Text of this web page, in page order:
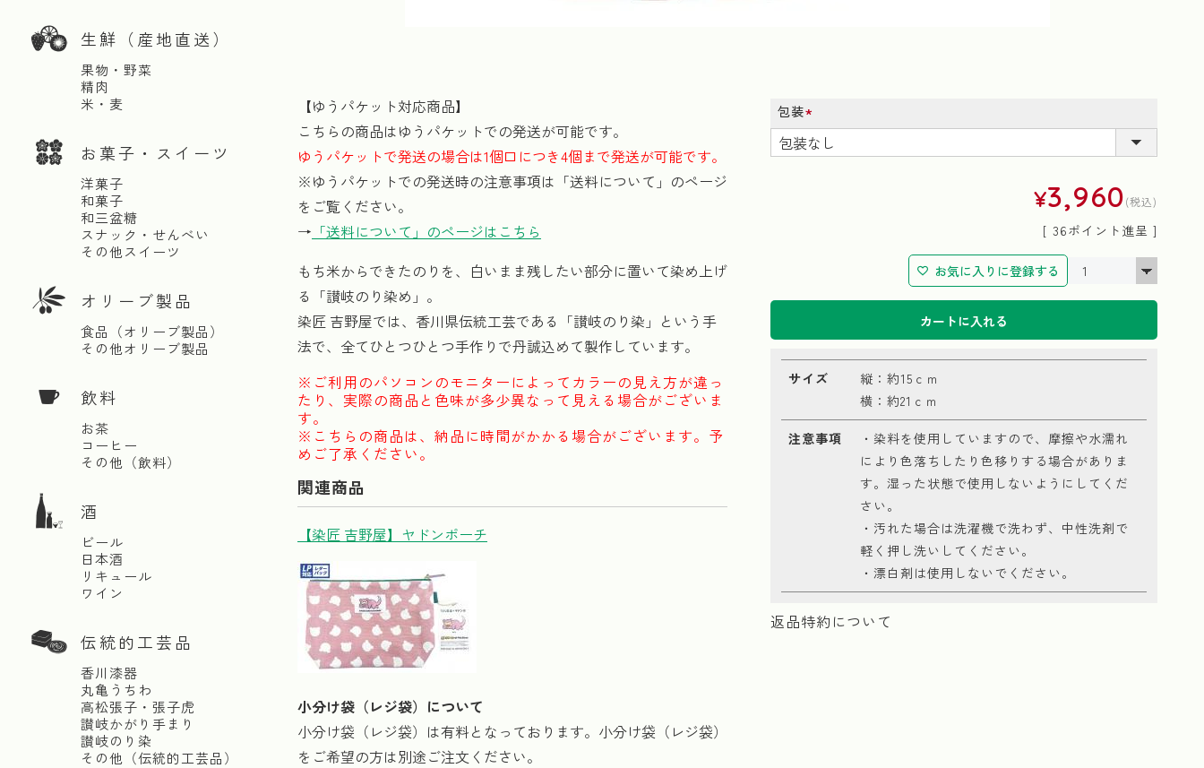
生鮮（産地直送）
果物・野菜
精肉
米・麦
お菓子・スイーツ
洋菓子
和菓子
和三盆糖
スナック・せんべい
その他スイーツ
オリーブ製品
食品（オリーブ製品）
その他オリーブ製品
飲料
お茶
コーヒー
その他（飲料）
酒
ビール
日本酒
リキュール
ワイン
伝統的工芸品
香川漆器
丸亀うちわ
高松張子・張子虎
讃岐かがり手まり
讃岐のり染
その他（伝統的工芸品）
【ゆうパケット対応商品】
こちらの商品はゆうパケットでの発送が可能です。
ゆうパケットで発送の場合は1個口につき4個まで発送が可能です。
※ゆうパケットでの発送時の注意事項は「送料について」のページ
をご覧ください。
→ 「送料について」のページはこちら
もち米からできたのりを、白いまま残したい部分に置いて染め上げ
る「讃岐のり染め」。
染匠 吉野屋では、香川県伝統工芸である「讃岐のり染」という手
法で、全てひとつひとつ手作りで丹誠込めて製作しています。
※ご利用のパソコンのモニターによってカラーの見え方が違っ
たり、実際の商品と色味が多少異なって見える場合がございま
す。
※こちらの商品は、納品に時間がかかる場合がございます。予
めご了承ください。
関連商品
【染匠 吉野屋】ヤドンポーチ
小分け袋（レジ袋）について
小分け袋（レジ袋）は有料となっております。小分け袋（レジ袋）
をご希望の方は別途ご注文ください。
包装
(必
須)
¥3,960 税込
[ 36ポイント進呈 ]
お気に入りに登録する
カートに入れる
サイズ
縦：約15ｃｍ
横：約21ｃｍ
注意事項
・染料を使用していますので、摩擦や水濡れ
により色落ちしたり色移りする場合がありま
す。湿った状態で使用しないようにしてくだ
さい。
・汚れた場合は洗濯機で洗わず、中性洗剤で
軽く押し洗いしてください。
・漂白剤は使用しないでください。
返品特約について